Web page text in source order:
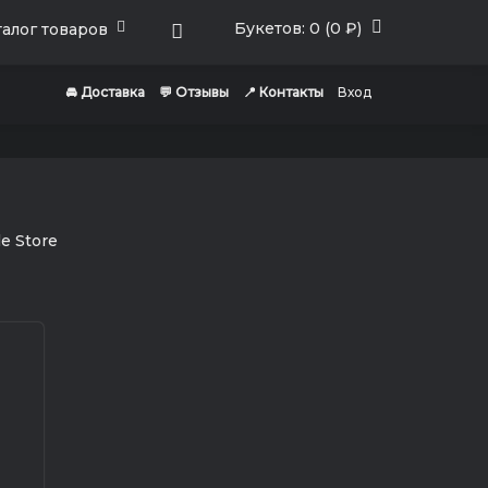
Букетов: 0 (0 ₽)
товаров
🚘 Доставка 💬 Отзывы 📍 Контакты Вход